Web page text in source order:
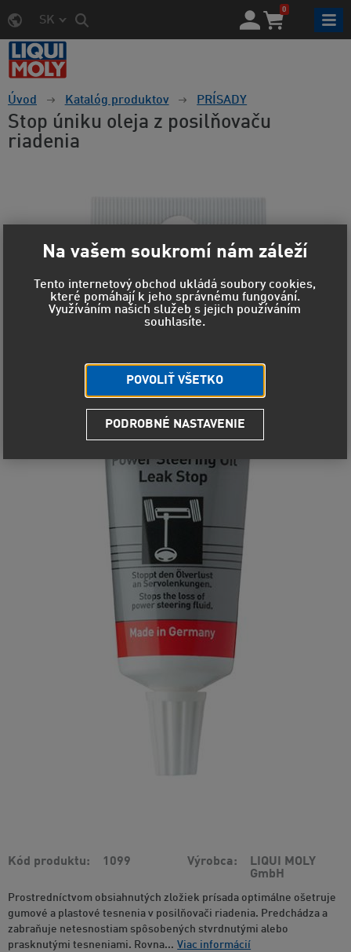
SK
0
Úvod Katalóg produktov PRÍSADY
Stop úniku oleja z posilňovaču
riadenia
Kód produktu 1099 Výrobca
LIQUI MOLY
GmbH
Prostredníctvom obsiahnutých zložiek prísada optimálne ošetruje
gumové a plastové tesnenia v posilňovači riadenia. Predchádza a
zabraňuje netesnostiam spôsobených stvrdnutými alebo
prasknutými tesneniami. Rovna... Viac informácií
Na vašem soukromí nám záleží
Tento internetový obchod ukládá soubory cookies,
které pomáhají k jeho správnému fungování.
Využíváním našich služeb s jejich používáním
souhlasíte.
POVOLIŤ VŠETKO
PODROBNÉ NASTAVENIE